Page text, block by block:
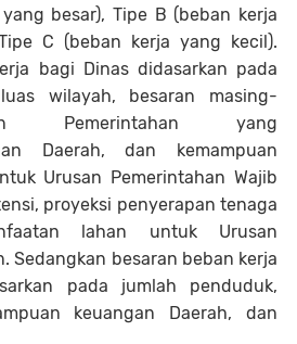
besar), Tipe B (beban kerja
C (beban kerja yang kecil).
bagi Dinas didasarkan pada
wilayah, besaran masing-
Pemerintahan yang
Daerah, dan kemampuan
Urusan Pemerintahan Wajib
proyeksi penyerapan tenaga
lahan untuk Urusan
Sedangkan besaran beban kerja
pada jumlah penduduk,
keuangan Daerah, dan